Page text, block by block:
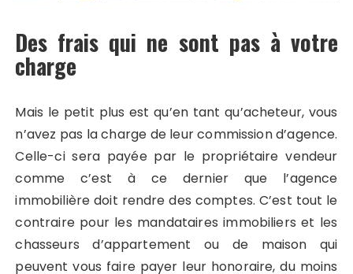
Des frais qui ne sont pas à votre
charge
Mais le petit plus est qu’en tant qu’acheteur, vous
n’avez pas la charge de leur commission d’agence.
Celle-ci sera payée par le propriétaire vendeur
comme c’est à ce dernier que l’agence
immobilière doit rendre des comptes. C’est tout le
contraire pour les mandataires immobiliers et les
chasseurs d’appartement ou de maison qui
peuvent vous faire payer leur honoraire, du moins